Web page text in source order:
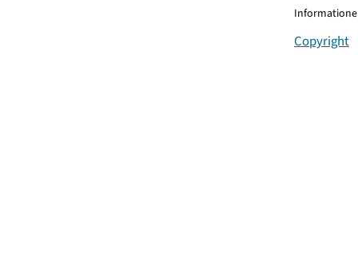
Copyright